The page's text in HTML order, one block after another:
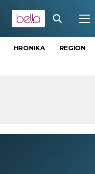
HRONIKA REGION